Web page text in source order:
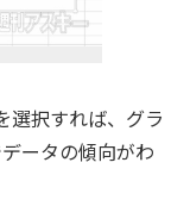
選択すれば、グラ
ータの傾向がわ